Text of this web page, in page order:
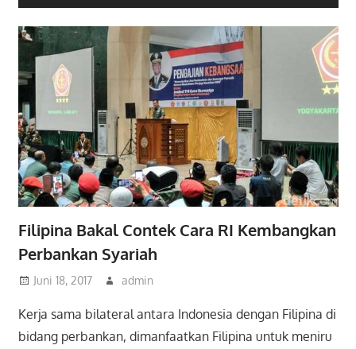
Filipina Bakal Contek Cara RI Kembangkan
Perbankan Syariah
Juni 18, 2017 admin
Kerja sama bilateral antara Indonesia dengan Filipina di
bidang perbankan, dimanfaatkan Filipina untuk meniru